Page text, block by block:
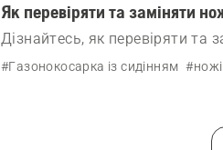
Як перевіряти та заміняти
Дізнайтесь, як перевіряти та
#Газонокосарка із сидінням #ножі